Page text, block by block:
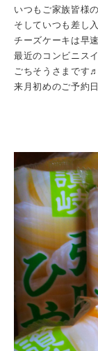
いつもご家族皆様
そしていつも差し
チーズケーキは早
最近のコンビニス
ごちそうさまです♬
来月初めのご予約